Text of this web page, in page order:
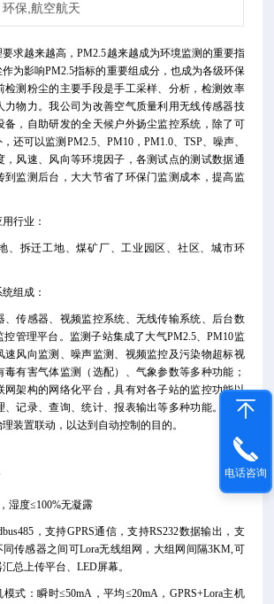
环保,航空航天
求越来越高，PM2.5越来越成为环境监测的重要指
为影响PM2.5指标的重要组成分，也成为各级环保
检测粉尘的主要手段是手工采样、分析，检测效率
力物力。我公司为改善空气质量利用无线传感器技
备，自助研发的全天候户外扬尘监控系统，除了可
还可以监测PM2.5、PM10，PM1.0、TSP、噪声、
，风速、风向等环境因子，各测试点的测试数据通
到监测后台，大大节省了环保门监测成本，提高监
用行业：
、拆迁工地、煤矿厂、工业园区、社区、城市环
统组成：
、传感器、视频监控系统、无线传输系统、后台数
管理平台。监测子站集成了大气PM2.5、PM10监
速风向监测、噪声监测、视频监控及污染物超标视
毒有害气体监测（选配）、气象参数等多种功能；
网架构的网络化平台，具有对各子站的监控功能以
、记录、查询、统计、报表输出等多种功能。该系
装置联动，以达到自动控制的目的。
湿度≤100%无凝露
，支持GPRS通信，支持RS232数据输出，支
同传感器之间可Lora无线组网，大组网间隔3KM,可
总上传平台、LED屏幕。
式：瞬时≤50mA，平均≤20mA，GPRS+Lora主机
电话咨询